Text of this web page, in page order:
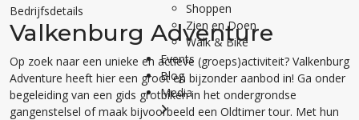
Shoppen
Zien en Doen
Walk & Bike
Events
Blog
Media
Bedrijfsdetails
Valkenburg Adventure
Op zoek naar een unieke en actieve (groeps)activiteit? Valkenburg
Adventure heeft hier een groot en bijzonder aanbod in! Ga onder
begeleiding van een gids grotbiken in het ondergrondse
gangenstelsel of maak bijvoorbeeld een Oldtimer tour. Met hun